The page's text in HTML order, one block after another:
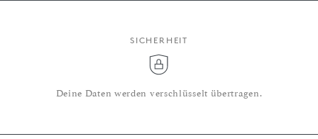
SICHERHEIT
Deine Daten werden verschlüsselt übertragen.